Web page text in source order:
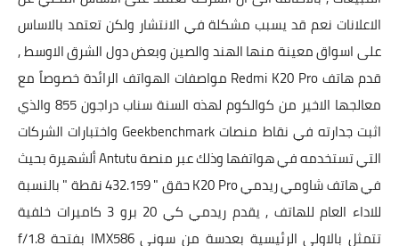
الاعلانات نعم قد يسبب مشكلة في الانتشار ولكن تعتمد بالاساس
على اسواق معينة منها الهند والصين وبعض دول الشرق الاوسط ,
قدم هاتفRedmi K20 Pro مواصفات الهواتف الرائدة خصوصاً مع
معالجها الاخير من كوالكوم لهذه السنة سناب دراجون 855 والذي
اثبت جدارته في نقاط منصات Geekbenchmark واختبارات الشركات
التي تستخدمه في هواتفها وذلك عبر منصة Antutu ألشهيرة بحيث
في هاتف شاومي ريدمي K20 Pro حقق " 432.159 نقطة " بالنسبة
للاداء العام للهاتف , يقدم ريدمي كي 20 برو 3 كاميرات خلفية
تتمثل بالاولى الرئيسية بعدسة من سوني IMX586 بفتحة f/1.8